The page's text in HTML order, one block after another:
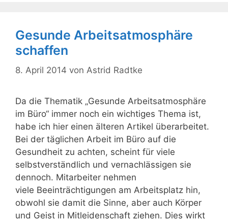
Gesunde Arbeitsatmosphäre
schaffen
8. April 2014 von Astrid Radtke
Da die Thematik „Gesunde Arbeitsatmosphäre
im Büro“ immer noch ein wichtiges Thema ist,
habe ich hier einen älteren Artikel überarbeitet.
Bei der täglichen Arbeit im Büro auf die
Gesundheit zu achten, scheint für viele
selbstverständlich und vernachlässigen sie
dennoch. Mitarbeiter nehmen
viele Beeinträchtigungen am Arbeitsplatz hin,
obwohl sie damit die Sinne, aber auch Körper
und Geist in Mitleidenschaft ziehen. Dies wirkt